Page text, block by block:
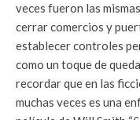
veces fueron las
cerrar comercios y
establecer controles
como un toque de
recordar que en las
muchas veces es una